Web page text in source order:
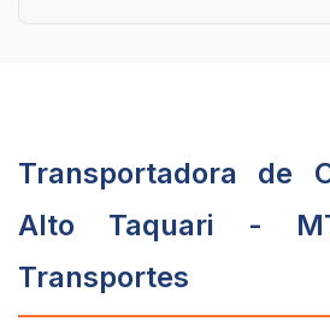
Transportadora de
Alto Taquari -
Transportes